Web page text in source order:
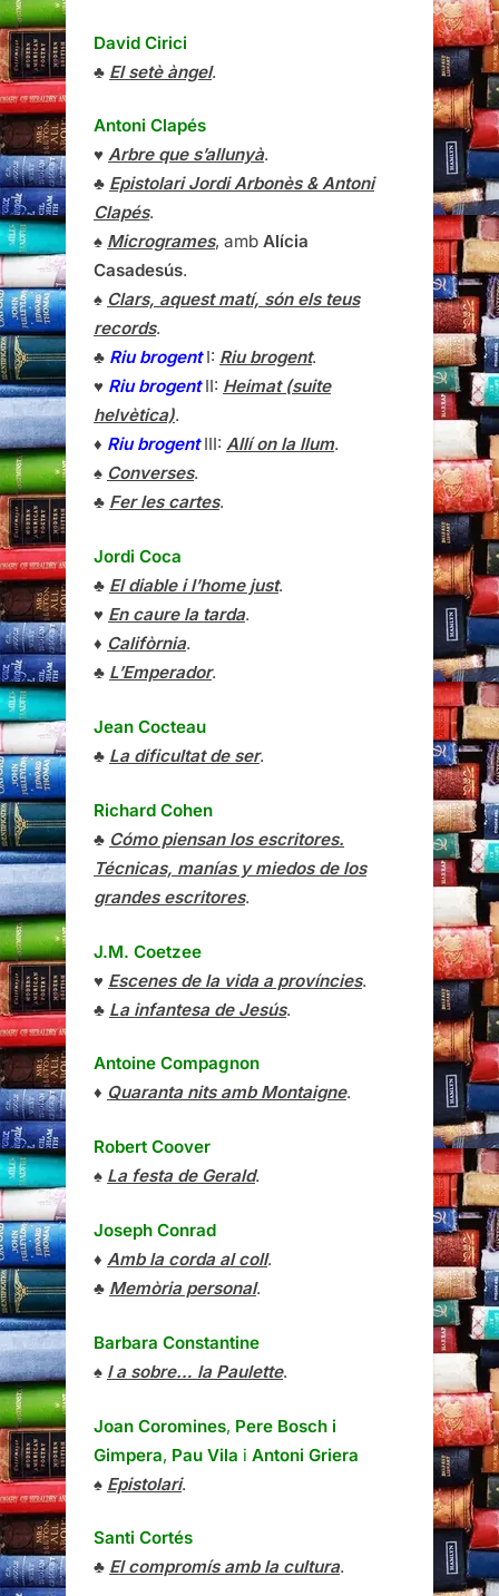
David Cirici
♣ El setè àngel.
Antoni Clapés
♥ Arbre que s’allunyà.
♣ Epistolari Jordi Arbonès & Antoni
Clapés.
♠ Microgrames, amb Alícia
Casadesús.
♠ Clars, aquest matí, són els teus
records.
♣ Riu brogentI: Riu brogent.
♥ Riu brogentII: Heimat (suite
helvètica).
♦ Riu brogentIII: Allí on la llum.
♠ Converses.
♣ Fer les cartes.
Jordi Coca
♣ El diable i l’home just.
♥ En caure la tarda.
♦ Califòrnia.
♣ L’Emperador.
Jean Cocteau
♣ La dificultat de ser.
Richard Cohen
♣ Cómo piensan los escritores.
Técnicas, manías y miedos de los
grandes escritores.
J.M. Coetzee
♥ Escenes de la vida a províncies.
♣ La infantesa de Jesús.
Antoine Compagnon
♦ Quaranta nits amb Montaigne.
Robert Coover
♠ La festa de Gerald.
Joseph Conrad
♦ Amb la corda al coll.
♣ Memòria personal.
Barbara Constantine
♠ I a sobre… la Paulette.
Joan Coromines, Pere Bosch i
Gimpera, Pau Vila i Antoni Griera
♠ Epistolari.
Santi Cortés
♣ El compromís amb la cultura.